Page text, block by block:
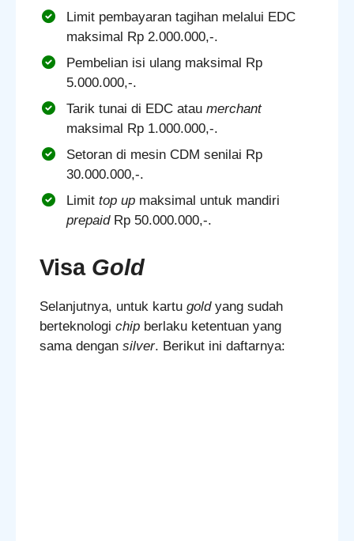
Limit pembayaran tagihan melalui EDC
maksimal Rp 2.000.000,-.
Pembelian isi ulang maksimal Rp
5.000.000,-.
Tarik tunai di EDC atau merchant
maksimal Rp 1.000.000,-.
Setoran di mesin CDM senilai Rp
30.000.000,-.
Limit top up maksimal untuk mandiri
prepaidRp 50.000.000,-.
Visa Gold
Selanjutnya, untuk kartu goldyang sudah
berteknologi chip berlaku ketentuan yang
sama dengan silver. Berikut ini daftarnya: